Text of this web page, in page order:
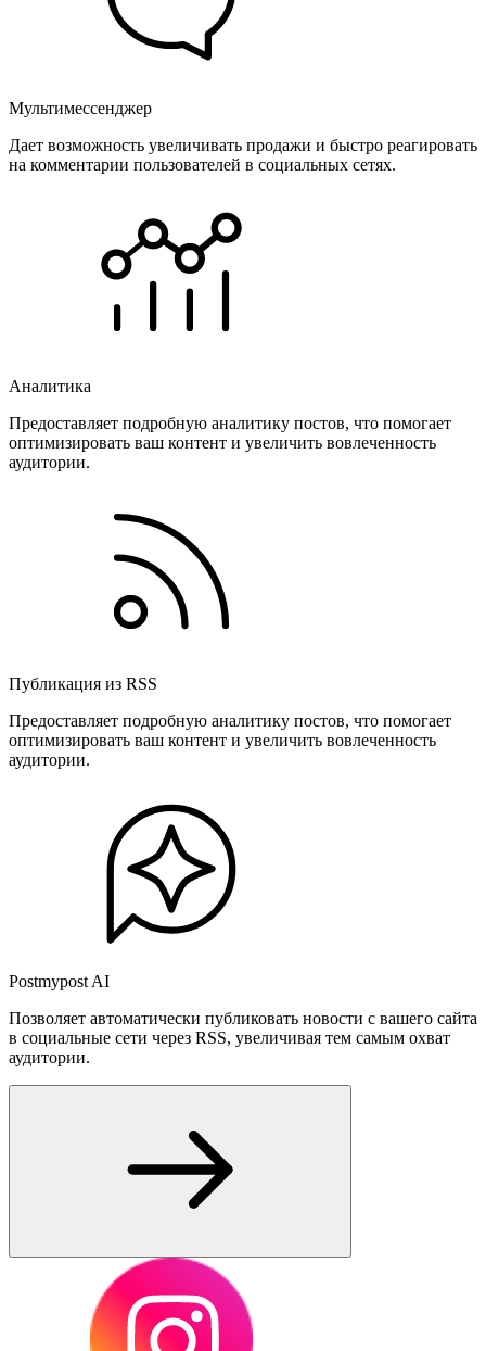
Мультимессенджер
Дает возможность увеличивать продажи и быстро реагировать
на комментарии пользователей в социальных сетях.
Аналитика
Предоставляет подробную аналитику постов, что помогает
оптимизировать ваш контент и увеличить вовлеченность
аудитории.
Публикация из RSS
Предоставляет подробную аналитику постов, что помогает
оптимизировать ваш контент и увеличить вовлеченность
аудитории.
Postmypost AI
Позволяет автоматически публиковать новости с вашего сайта
в социальные сети через RSS, увеличивая тем самым охват
аудитории.